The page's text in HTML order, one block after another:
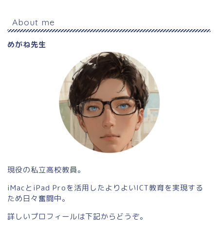
a
n
n
About me
めがね先生
現役の私立高校教員。
iMacとiPad Proを活用したよりよいICT教育を実現する
ため日々奮闘中。
詳しいプロフィールは下記からどうぞ。